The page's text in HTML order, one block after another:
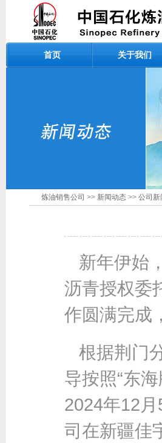
首页 关于我们
炼油销售公司 >> 新闻动态 >> 公司新
新年伊始
沥青授权委
作圆满完成
根据荆门
导按照“东
2024年12
司在新疆佳